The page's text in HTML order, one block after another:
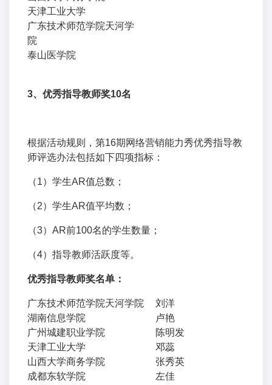
天津工业大学
广东技术师范学院天河学
院
泰山医学院
3、优秀指导教师奖10名
根据活动规则，第16期网络营销能力秀优秀指导教
师评选办法包括如下四项指标：
（1）学生AR值总数；
（2）学生AR值平均数；
（3）AR前100名的学生数量；
（4）指导教师活跃度等。
优秀指导教师奖名单：
广东技术师范学院天河学院
刘洋
湖南信息学院
卢艳
广州城建职业学院
陈明发
天津工业大学
邓蕊
山西大学商务学院
张秀英
成都东软学院
左佳